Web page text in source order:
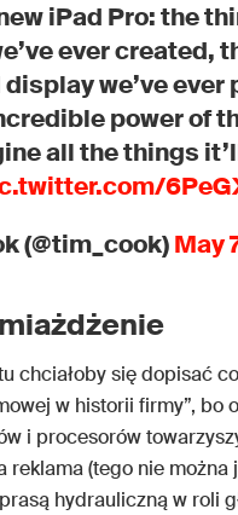
iPad Pro: the
ever created,
we’ve ever
power of
all the things
(@tim_cook)May
chciałoby się dopisać
w historii firmy”, bo
i procesorów
reklama (tego nie można
hydrauliczną w roli